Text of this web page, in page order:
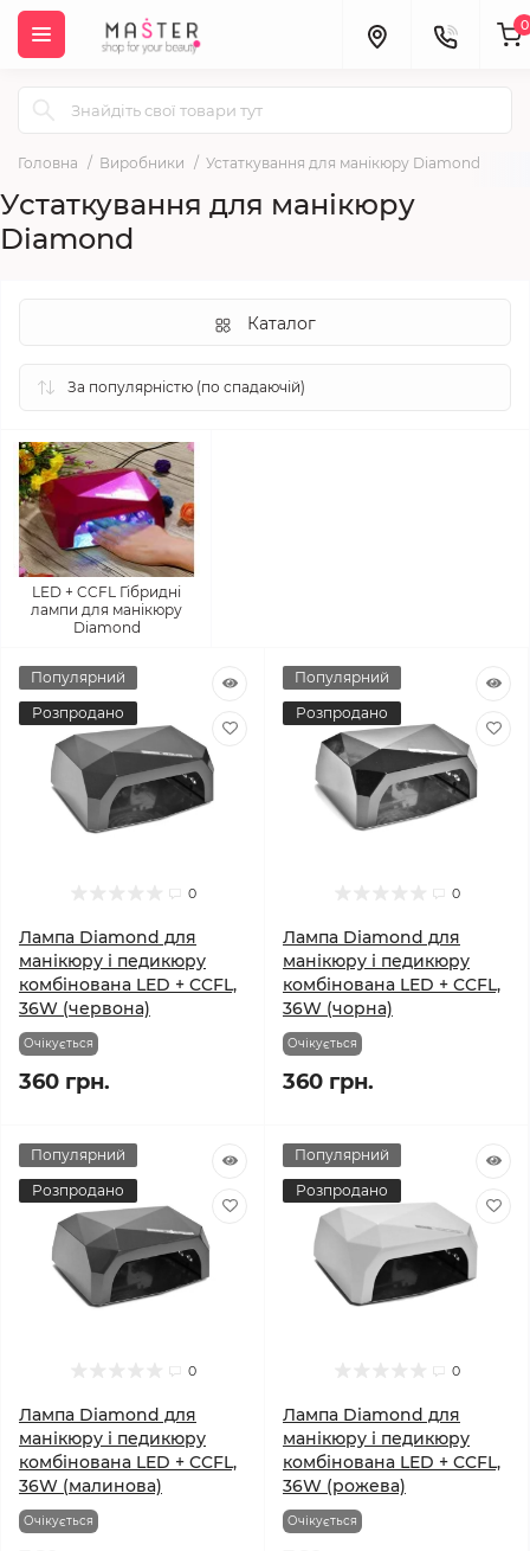
0
Головна Виробники Устаткування для манікюру Diamond
Устаткування для манікюру
Diamond
Каталог
LED + CCFL Гібридні
лампи для манікюру
Diamond
Популярний
Розпродано
0
Лампа Diamond для
манікюру і педикюру
комбінована LED + CCFL,
36W (червона)
Очікується
360 грн.
Популярний
Розпродано
0
Лампа Diamond для
манікюру і педикюру
комбінована LED + CCFL,
36W (чорна)
Очікується
360 грн.
Популярний
Розпродано
0
Лампа Diamond для
манікюру і педикюру
комбінована LED + CCFL,
36W (малинова)
Очікується
Популярний
Розпродано
0
Лампа Diamond для
манікюру і педикюру
комбінована LED + CCFL,
36W (рожева)
Очікується